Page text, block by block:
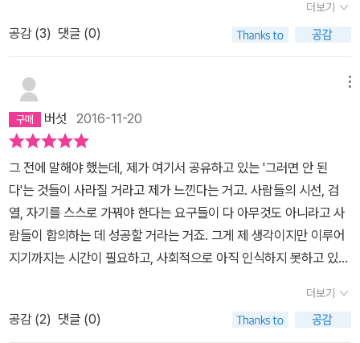
는다. 질병에 대한 사회적인 은유나 잘못된 공포가 질병을 질병 자체
로 바라보지 못하고 환자들로 하여금 ‘낙인’과 함께 맞서 싸울 의지나
능동적인 환자가 될 의지를 꺾어 놓는다고 손택은 지적한다. 손택 자
신이 유방암을 극복했고 자궁암을 이겨냈던 것들 자체가 그런 은유와
맞서 싸워 능동적인 환자로써 질병을 극복하는 현명한 방식들을 찾아
헤맨 결과임을 이 책을 보면 자연스럽게 깨닫게 된다. 질병을 신비화
하는 언어를 쫓아내고 우리가 질병, 더 나아가 삶과 죽음을 ‘제대로’
대할 수 있게 만드는 것이 그녀의 목적이다. 내가 엄마가 암에 걸린 적
이 있었고 그걸 극복했다는 이야기를 가족이 아닌 타인에게 ‘아무렇
지’않게 하게 된 시기는 그리 오래 되지 않았다. 열 아홉에서 수년이
지난 뒤에야 이야기할 수 있었고, 그나마 처음 그런 말을 하게 된 것도
비슷한 병을 ‘선고’ 받고 ‘절망’에 빠져있는 사람에게 ‘극복’의 문제라
선고도 아니며, 암이 생기는 부위가 부끄럽더라도 그때보다는 쉽게
마나 민감해 있었는지를 말해주는 사례가 하나 있는데. 그때 나를 고
통스럽게 했던 딜레마가 하나 있었다. '만약 지옥에서 누군가 엄마의
목숨과 1,000명의 목숨 중에 하나를 택하라고 하면 어떻게 선택해야
하나?'였다. 어린 나이에 왜 이 문제에 오랫동안 고통을 받았는지 모
를 일이다. 때로는 엄마의 목숨을, 때로는 1,000명의 목숨을 선택하
며 마음속으로 괴로워했다. '폐병은 자네처럼 멋진 시를 쓰는 사람들
을 특히 좋아하는 병이라네...'(시인 셸리가 키츠를 위로하며)나는 계
속 기침을 내뱉는다. 그런데 이상하게도, 기침 때문에 내 모습이 추해
지기는커녕, 내게 매우 잘 어울리는 우수 어린 분위기가 생겼다. (마
리 바쉬커체프)도스또옙스끼는 평생 간질에 시달렸다. 그가 남긴 불
후의 명작들이 질병이나 고통과 직접 관계되는지 설명하기는 어렵지
만, 그를 연구한 수많은 비평가들은 '간질'이라는 키워드가 도스또옙
서 '벼락'이 치면 엎드려서 하늘에 죄를 비는 것처럼, 중국에서는 '질
병'에 걸리면 역시 엎드려서 자신의 죄를 고백하고 신에게 용서를 비
을 하려는 것인지 잘 이해하지 못하는 경우가 많았는데, ‘은유...’는
(저자의 생각을 모두 다 이해했다고 자신만만하게 말할 수 없지만) 생
명에 치명적인 위협을 주는 질병(결핵과 암, 매독과 에이즈)에 대해서
사람들은 어떤 식으로 오해를 하고 왜곡된 인식을 하고 있으며, 사회
떤 식으로 은유하고 잘못된 편견과 그릇된 이해를 하고 그런 틀린 생
각이 어떤 문제점을 만들게 되는지 정교하게 분석하고 있다. 글쓴이
의 글을 읽어가며 나 또한 질병에 대해서 어떤 식으로 제멋대로 이해
하고 해석하고 있었는지, 은유와 왜곡에 쉽게 설득-공감하면서 그 잘
못된 언어를 아무런 의심 없이 오해 속에서 사용했는지 되돌아보게
된다. 결핵, 암 그리고 매독과 에이즈에 대해서 우리들은 정확하게
알고 있는 것이 아니라 어떤 식으로 (피상적으로 혹은 오해 속에서)
안다고 생각하고 있으며 그로인해서 생명에 크나큰 위협을 끼치지만
치료에 전념한다면 충분히 완치도 가능한 질병을 애초부터 잘못된 인
더보기
공감 (3) 댓글 (0)
버섯 2016-11-20
그 전에 말해야 했는데, 제가 여기서 공유하고 있는 '그러면 안 된
다'는 것들이 사라질 거라고 제가 느낀다는 거고. 사람들의 시선, 검
열, 자기를 스스로 가꿔야 한다는 요구들이 다 아무것도 아니라고 사
람들이 합의하는 데 성공할 거라는 거죠. 그게 제 생각이지만 이루어
지기까지는 시간이 필요하고, 사회적으로 아직 인식하지 못하고 있고
해서 효과적으로 교육받거나 접근하거나 열려 있는 정보, 그런 채널
이 없기 때문에 이렇게 불필요하게 이용되고 있는 건데, 그거는 결국
더보기
공감 (2) 댓글 (0)